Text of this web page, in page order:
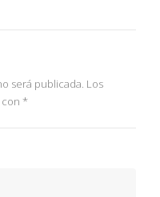
será publicada. Los
*